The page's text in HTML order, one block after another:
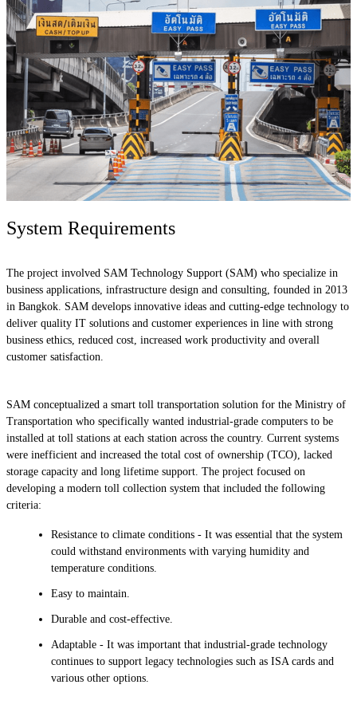
System Requirements
The project involved SAM Technology Support (SAM) who specialize in
business applications, infrastructure design and consulting, founded in 2013
in Bangkok. SAM develops innovative ideas and cutting-edge technology to
deliver quality IT solutions and customer experiences in line with strong
business ethics, reduced cost, increased work productivity and overall
customer satisfaction.
SAM conceptualized a smart toll transportation solution for the Ministry of
Transportation who specifically wanted industrial-grade computers to be
installed at toll stations at each station across the country. Current systems
were inefficient and increased the total cost of ownership (TCO), lacked
storage capacity and long lifetime support. The project focused on
developing a modern toll collection system that included the following
criteria:
Resistance to climate conditions - It was essential that the system
could withstand environments with varying humidity and
temperature conditions.
Easy to maintain.
Durable and cost-effective.
Adaptable - It was important that industrial-grade technology
continues to support legacy technologies such as ISA cards and
various other options.